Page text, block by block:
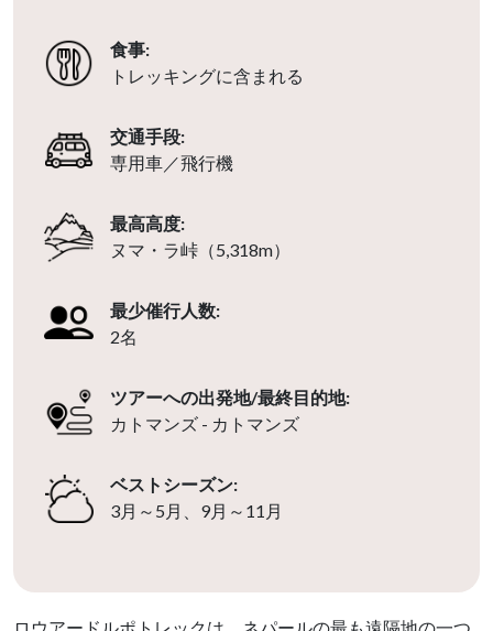
食事:
トレッキングに含まれる
交通手段:
専用車／飛行機
最高高度:
ヌマ・ラ峠（5,318m）
最少催行人数:
2名
ツアーへの出発地/最終目的地:
カトマンズ - カトマンズ
ベストシーズン:
3月～5月、9月～11月
ロウアードルポトレックは、ネパールの最も遠隔地の一つ